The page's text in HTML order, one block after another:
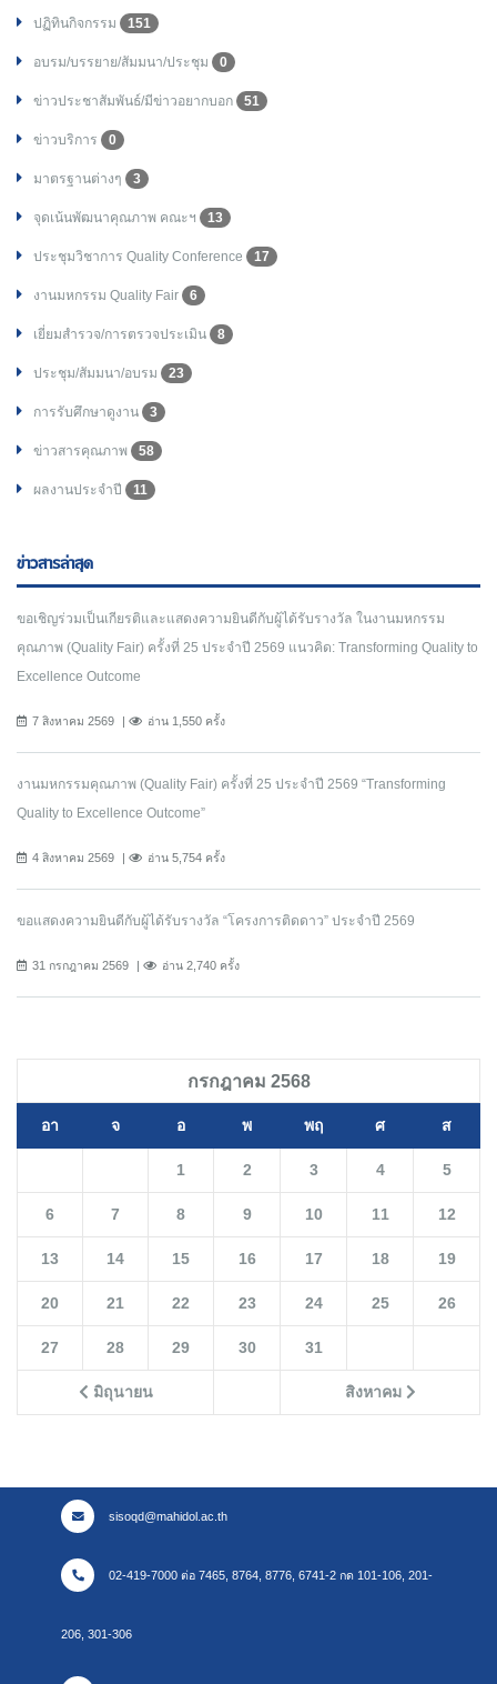
ปฏิทินกิจกรรม 151
อบรม/บรรยาย/สัมมนา/ประชุม 0
ข่าวประชาสัมพันธ์/มีข่าวอยากบอก 51
ข่าวบริการ 0
มาตรฐานต่างๆ 3
จุดเน้นพัฒนาคุณภาพ คณะฯ 13
ประชุมวิชาการ Quality Conference 17
งานมหกรรม Quality Fair 6
เยี่ยมสำรวจ/การตรวจประเมิน 8
ประชุม/สัมมนา/อบรม 23
การรับศึกษาดูงาน 3
ข่าวสารคุณภาพ 58
ผลงานประจำปี 11
ข่าวสารล่าสุด
ขอเชิญร่วมเป็นเกียรติและแสดงความยินดีกับผู้ได้รับรางวัล ในงานมหกรรม
คุณภาพ (Quality Fair) ครั้งที่ 25 ประจำปี 2569 แนวคิด: Transforming Quality to
Excellence Outcome
7 สิงหาคม 2569 อ่าน 1,550 ครั้ง
งานมหกรรมคุณภาพ (Quality Fair) ครั้งที่ 25 ประจำปี 2569 “Transforming
Quality to Excellence Outcome”
4 สิงหาคม 2569 อ่าน 5,754 ครั้ง
ขอแสดงความยินดีกับผู้ได้รับรางวัล “โครงการติดดาว” ประจำปี 2569
31 กรกฎาคม 2569 อ่าน 2,740 ครั้ง
กรกฎาคม 2568
อา จ อ พ พฤ ศ ส
มิถุนายน สิงหาคม
1 2 3 4 5
6 7 8 9 10 11 12
13 14 15 16 17 18 19
20 21 22 23 24 25 26
27 28 29 30 31
sisoqd@mahidol.ac.th
02-419-7000 ต่อ 7465, 8764, 8776, 6741-2 กด 101-106, 201-
206, 301-306